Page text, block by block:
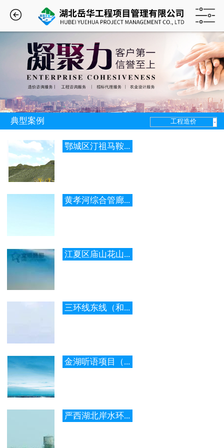
工程造价
典型案例
鄂城区汀祖马鞍...
黄孝河综合管廊...
江夏区庙山花山...
三环线东线（和...
金湖听语项目（...
严西湖北岸水环...